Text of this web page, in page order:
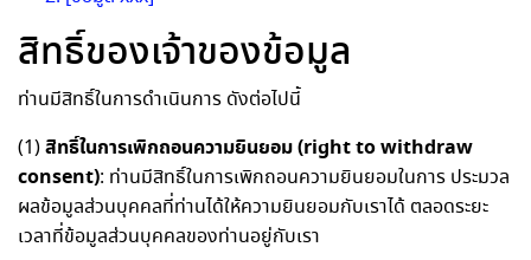
สิทธิ์ของเจ้าของข้อมูล
ท่านมีสิทธิ์ในการดำเนินการ ดังต่อไปนี้
(1)สิทธิ์ในการเพิกถอนความยินยอม (right to withdraw
consent): ท่านมีสิทธิ์ในการเพิกถอนความยินยอมในการ ประมวล
ผลข้อมูลส่วนบุคคลที่ท่านได้ให้ความยินยอมกับเราได้ ตลอดระยะ
เวลาที่ข้อมูลส่วนบุคคลของท่านอยู่กับเรา